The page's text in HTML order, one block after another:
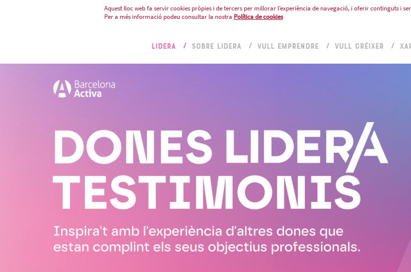
Aquest lloc web fa servir cookies pròpies i de tercers per millorar l’experiència de navegació, i oferir continguts i
Per a més informació podeu consultar la nostra Política de cookies
LIDERA SOBRE LIDERA VULL EMPRENDRE VULL CRÉIXER